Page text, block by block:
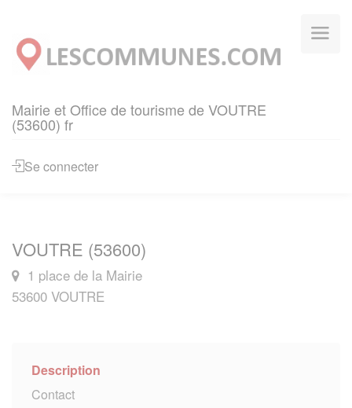
Mairie et Office de tourisme de VOUTRE
(53600) fr
Se connecter
VOUTRE (53600)
1 place de la Mairie
53600 VOUTRE
Description
Contact